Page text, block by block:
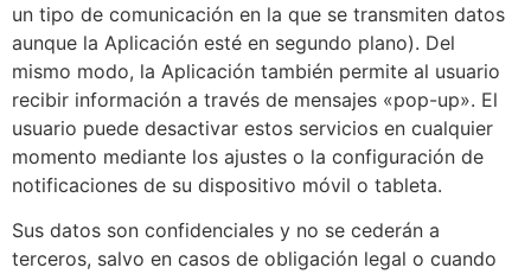
un tipo de comunicación en la que se transmiten datos
aunque la Aplicación esté en segundo plano). Del
mismo modo, la Aplicación también permite al usuario
recibir información a través de mensajes «pop-up». El
usuario puede desactivar estos servicios en cualquier
momento mediante los ajustes o la configuración de
notificaciones de su dispositivo móvil o tableta.
Sus datos son confidenciales y no se cederán a
terceros, salvo en casos de obligación legal o cuando